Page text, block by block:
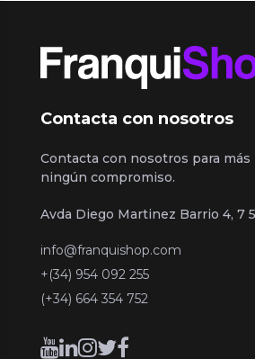
Contacta con nosotros
Contacta con nosotros para
ningún compromiso.
Avda Diego Martinez Barrio 4, 7
info@franquishop.com
+(34) 954 092 255
(+34) 664 354 752